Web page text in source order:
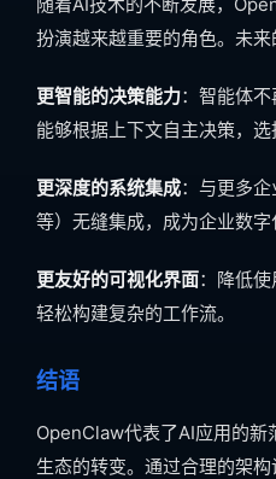
扮演越来越重要的角色。未来
更智能的决策能力：智能体
能够根据上下文自主决策，选
更深度的系统集成：与更多
等）无缝集成，成为企业数字
更友好的可视化界面：降低
轻松构建复杂的工作流。
结语
OpenClaw代表了AI应用的
生态的转变。通过合理的架